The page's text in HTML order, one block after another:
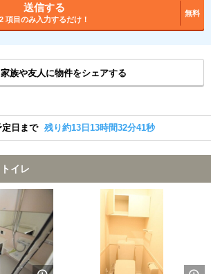
送信する
2 項目のみ入力するだけ！
無料
家族や友人に物件をシェアする
日まで 残り約13日13時間32分41秒
イレ